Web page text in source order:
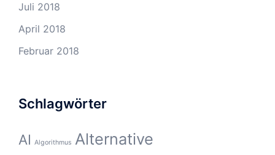
Juli 2018
April 2018
Februar 2018
Schlagwörter
AI Algorithmus Alternative